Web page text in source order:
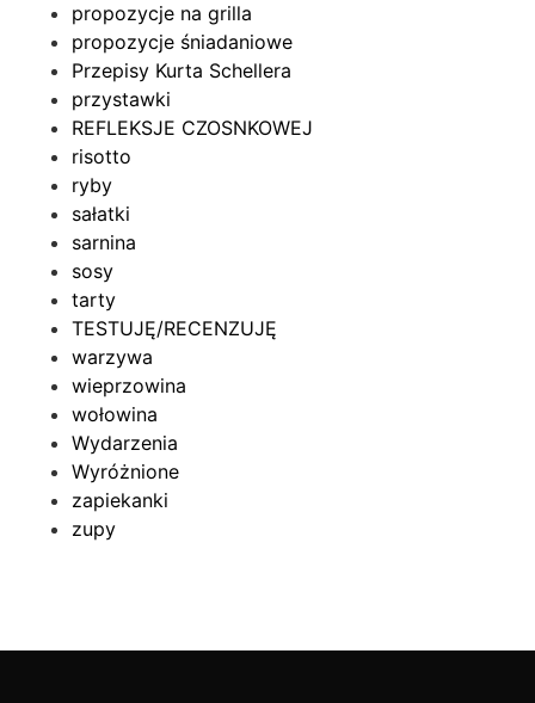
propozycje na grilla
propozycje śniadaniowe
Przepisy Kurta Schellera
przystawki
REFLEKSJE CZOSNKOWEJ
risotto
ryby
sałatki
sarnina
sosy
tarty
TESTUJĘ/RECENZUJĘ
warzywa
wieprzowina
wołowina
Wydarzenia
Wyróżnione
zapiekanki
zupy